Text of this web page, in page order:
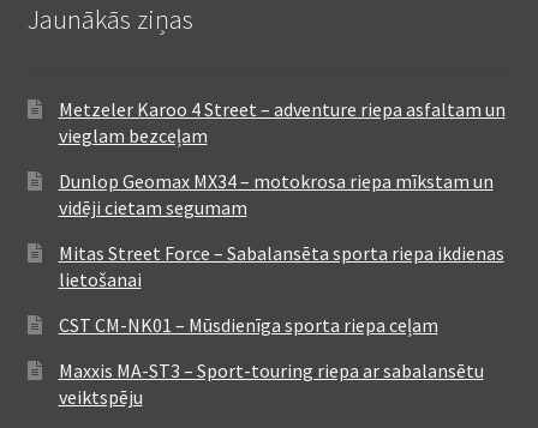
Jaunākās ziņas
Metzeler Karoo 4 Street – adventure riepa asfaltam un
vieglam bezceļam
Dunlop Geomax MX34 – motokrosa riepa mīkstam un
vidēji cietam segumam
Mitas Street Force – Sabalansēta sporta riepa ikdienas
lietošanai
CST CM-NK01 – Mūsdienīga sporta riepa ceļam
Maxxis MA-ST3 – Sport-touring riepa ar sabalansētu
veiktspēju